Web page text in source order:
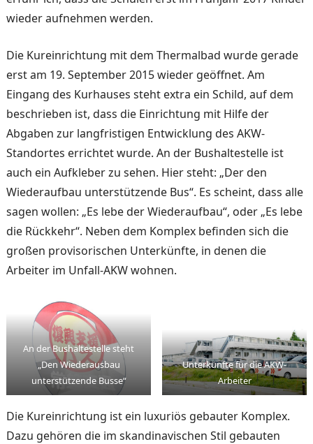
wieder aufnehmen werden.
Die Kureinrichtung mit dem Thermalbad wurde gerade
erst am 19. September 2015 wie­der geöffnet. Am
Eingang des Kurhauses steht extra ein Schild, auf dem
beschrieben ist, dass die Einrichtung mit Hilfe der
Abgaben zur lang­fristigen Entwicklung des AKW-
Standortes errichtet wur­de. An der Bushaltestelle ist
auch ein Aufkleber zu sehen. Hier steht: „Der den
Wieder­aufbau unterstützende Bus“. Es scheint, dass alle
sagen wollen: „Es lebe der Wieder­aufbau“, oder „Es lebe
die Rückkehr“. Neben dem Kom­plex befinden sich die
großen provisorischen Unterkünfte, in denen die
Arbeiter im Unfall-AKW wohnen.
An der Bushaltestelle steht
„Den Wiederausbau
unterstützende Busse“
Unterkünfte für die AKW-
Arbeiter
Die Kureinrichtung ist ein lu­xuriös gebauter Komplex.
Da­zu gehören die im skandinavi­schen Stil gebauten